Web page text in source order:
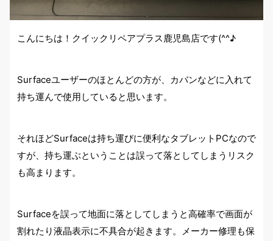
こんにちは！クイックリペアプラス鹿児島店です(^^♪
Surfaceユーザーのほとんどの方が、カバンなどに入れて
持ち運んで使用していると思います。
それほどSurfaceは持ち運びに便利なタブレットPCなので
すが、持ち運ぶということは誤って落としてしまうリスク
も高まります。
Surfaceを誤って地面に落としてしまうと高確率で画面が
割れたり液晶表示に不具合が起きます。メーカー修理も保